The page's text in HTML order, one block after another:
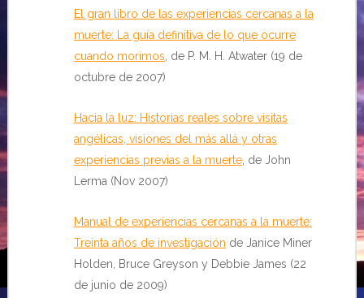
El gran libro de las experiencias cercanas a la
muerte: La guía definitiva de lo que ocurre
cuando morimos , de P. M. H. Atwater (19 de
octubre de 2007)
Hacia la luz: Historias reales sobre visitas
angélicas, visiones del más allá y otras
experiencias previas a la muerte, de John
Lerma (Nov 2007)
Manual de experiencias cercanas a la muerte:
Treinta años de investigación de Janice Miner
Holden, Bruce Greyson y Debbie James (22
de junio de 2009)